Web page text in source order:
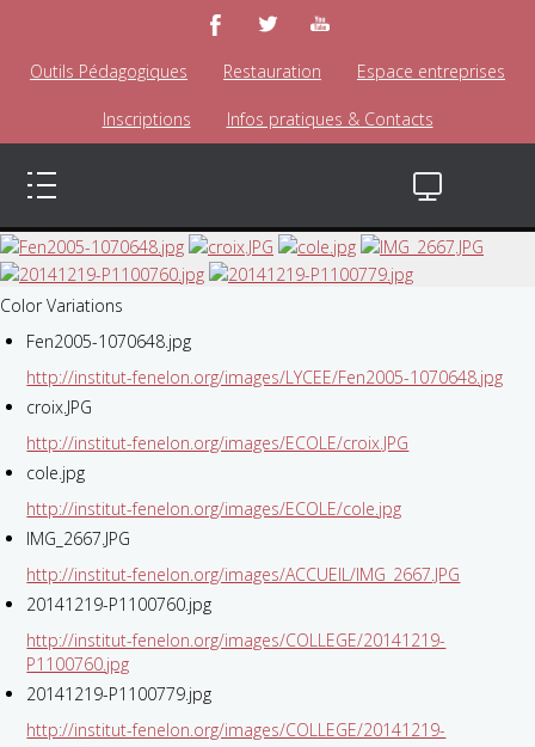
Outils Pédagogiques Restauration Espace entreprises
Inscriptions Infos pratiques & Contacts
Color Variations
Fen2005-1070648.jpg
http://institut-fenelon.org/images/LYCEE/Fen2005-1070648.jpg
croix.JPG
http://institut-fenelon.org/images/ECOLE/croix.JPG
cole.jpg
http://institut-fenelon.org/images/ECOLE/cole.jpg
IMG_2667.JPG
http://institut-fenelon.org/images/ACCUEIL/IMG_2667.JPG
20141219-P1100760.jpg
http://institut-fenelon.org/images/COLLEGE/20141219-
P1100760.jpg
20141219-P1100779.jpg
http://institut-fenelon.org/images/COLLEGE/20141219-